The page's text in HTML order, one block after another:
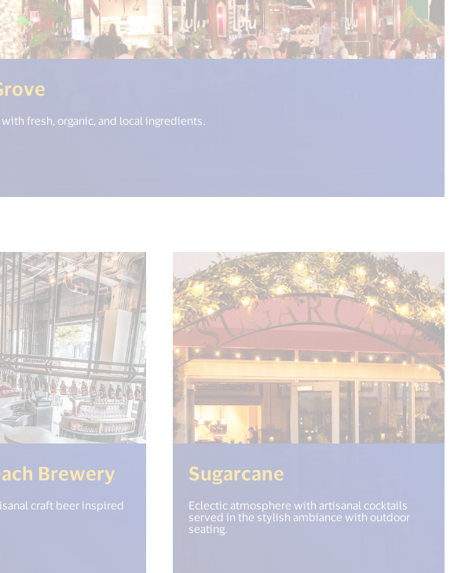
fresh, organic, and local ingredients.
Brewery (<%= i18n.get("open_new_window") %>)
craft beer inspired
Sugarcane (<%=
Eclectic atmosphere with artisanal cocktails
served in the stylish ambiance with outdoor
seating.